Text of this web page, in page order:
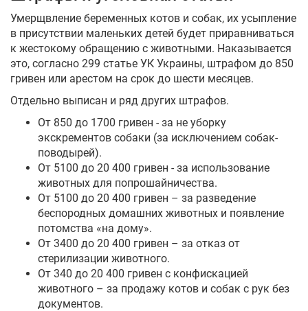
Умерщвление беременных котов и собак, их усыпление
в присутствии маленьких детей будет приравниваться
к жестокому обращению с животными. Наказывается
это, согласно 299 статье УК Украины, штрафом до 850
гривен или арестом на срок до шести месяцев.
Отдельно выписан и ряд других штрафов.
От 850 до 1700 гривен - за не уборку
экскрементов собаки (за исключением собак-
поводырей).
От 5100 до 20 400 гривен - за использование
животных для попрошайничества.
От 5100 до 20 400 гривен – за разведение
беспородных домашних животных и появление
потомства «на дому».
От 3400 до 20 400 гривен – за отказ от
стерилизации животного.
От 340 до 20 400 гривен с конфискацией
животного – за продажу котов и собак с рук без
документов.